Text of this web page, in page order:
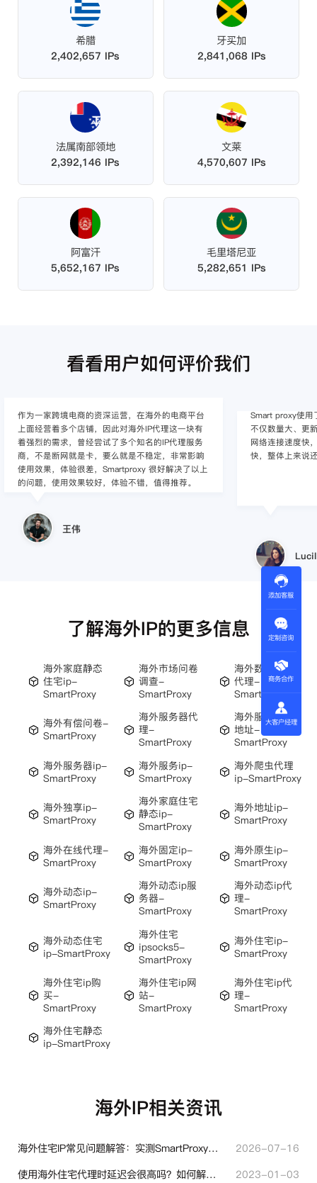
希腊
2,402,657 IPs
牙买加
2,841,068 IPs
法属南部领地
2,392,146 IPs
文莱
4,570,607 IPs
阿富汗
5,652,167 IPs
毛里塔尼亚
5,282,651 IPs
看看用户如何评价我们
作为一家跨境电商的资深运营，在海外的电商平台
上面经营着多个店铺，因此对海外IP代理这一块有
着强烈的需求，曾经尝试了多个知名的IP代理服务
商，不是断网就是卡，要么就是不稳定，非常影响
使用效果，体验很差，Smartproxy 很好解决了以上
的问题，使用效果较好，体验不错，值得推荐。
王伟
Smart proxy使用
不仅数量大、更
网络连接速度快
快，整体上来说
了解海外IP的更多信息
海外家庭静态
住宅ip-
SmartProxy
海外市场问卷
调查-
SmartProxy
海外数据中心
代理-
SmartProxy
海外有偿问卷-
SmartProxy
海外服务器代
理-
SmartProxy
海外服务器ip
地址-
SmartProxy
海外服务器ip-
SmartProxy
海外服务ip-
SmartProxy
海外爬虫代理
ip-SmartProxy
海外独享ip-
SmartProxy
海外家庭住宅
静态ip-
SmartProxy
海外地址ip-
SmartProxy
海外在线代理-
SmartProxy
海外固定ip-
SmartProxy
海外原生ip-
SmartProxy
海外动态ip-
SmartProxy
海外动态ip服
务器-
SmartProxy
海外动态ip代
理-
SmartProxy
海外动态住宅
ip-SmartProxy
海外住宅
ipsocks5-
SmartProxy
海外住宅ip-
SmartProxy
海外住宅ip购
买-
SmartProxy
海外住宅ip网
站-
SmartProxy
海外住宅ip代
理-
SmartProxy
海外住宅静态
ip-SmartProxy
海外IP相关资讯
海外住宅IP常见问题解答：实测SmartProxy使用经验分享
2026-07-16
使用海外住宅代理时延迟会很高吗？如何解决？
2023-01-03
添加客服
定制咨询
商务合作
大客户经理